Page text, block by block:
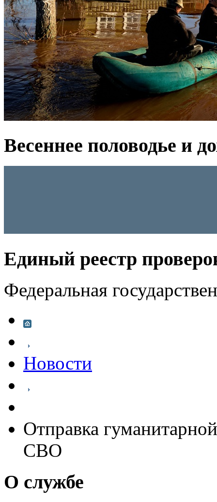
Весеннее половодье и
Единый реестр
Федеральная
Новости
Отправка
СВО
О службе